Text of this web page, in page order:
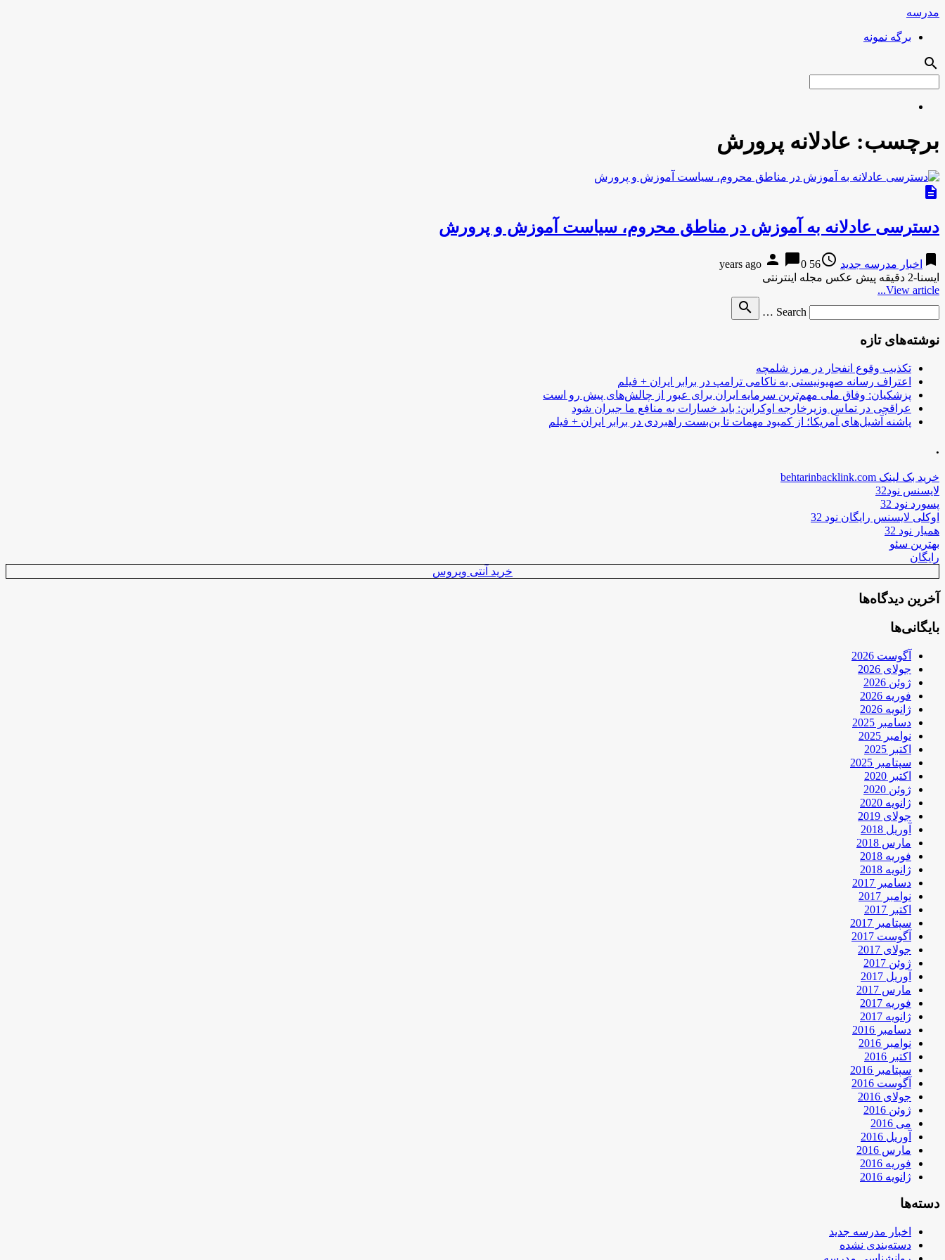
مدرسه
برگه نمونه
search
برچسب: عادلانه پرورش
description
دسترسی عادلانه به آموزش در مناطق محروم، سیاست آموزش و پرورش
bookmark اخبار مدرسه جدید access_time
56 years ago
person chat_bubble0
ایسنا-2 دقیقه پیش عکس مجله اینترنتی
View article...
Search …
search
نوشته‌های تازه
تکذیب وقوع انفجار در مرز شلمچه
اعتراف رسانه صهیونیستی به ناکامی ترامپ در برابر ایران + فیلم
پزشکیان: وفاق ملی مهم‌ترین سرمایه ایران برای عبور از چالش‌های پیش رو است
عراقچی در تماس وزیرخارجه اوکراین: باید خسارات به منافع ما جبران شود
پاشنه آشیل‌های آمریکا؛ از کمبود مهمات تا بن‌بست راهبردی در برابر ایران + فیلم
.
خرید بک لینک behtarinbacklink.com
لایسنس نود32
پسورد نود 32
اوکلی لایسنس رایگان نود 32
همیار نود 32
بهترین سئو
رایگان
خرید آنتی ویروس
آخرین دیدگاه‌ها
بایگانی‌ها
آگوست 2026
جولای 2026
ژوئن 2026
فوریه 2026
ژانویه 2026
دسامبر 2025
نوامبر 2025
اکتبر 2025
سپتامبر 2025
اکتبر 2020
ژوئن 2020
ژانویه 2020
جولای 2019
آوریل 2018
مارس 2018
فوریه 2018
ژانویه 2018
دسامبر 2017
نوامبر 2017
اکتبر 2017
سپتامبر 2017
آگوست 2017
جولای 2017
ژوئن 2017
آوریل 2017
مارس 2017
فوریه 2017
ژانویه 2017
دسامبر 2016
نوامبر 2016
اکتبر 2016
سپتامبر 2016
آگوست 2016
جولای 2016
ژوئن 2016
می 2016
آوریل 2016
مارس 2016
فوریه 2016
ژانویه 2016
دسته‌ها
اخبار مدرسه جدید
دسته‌بندی نشده